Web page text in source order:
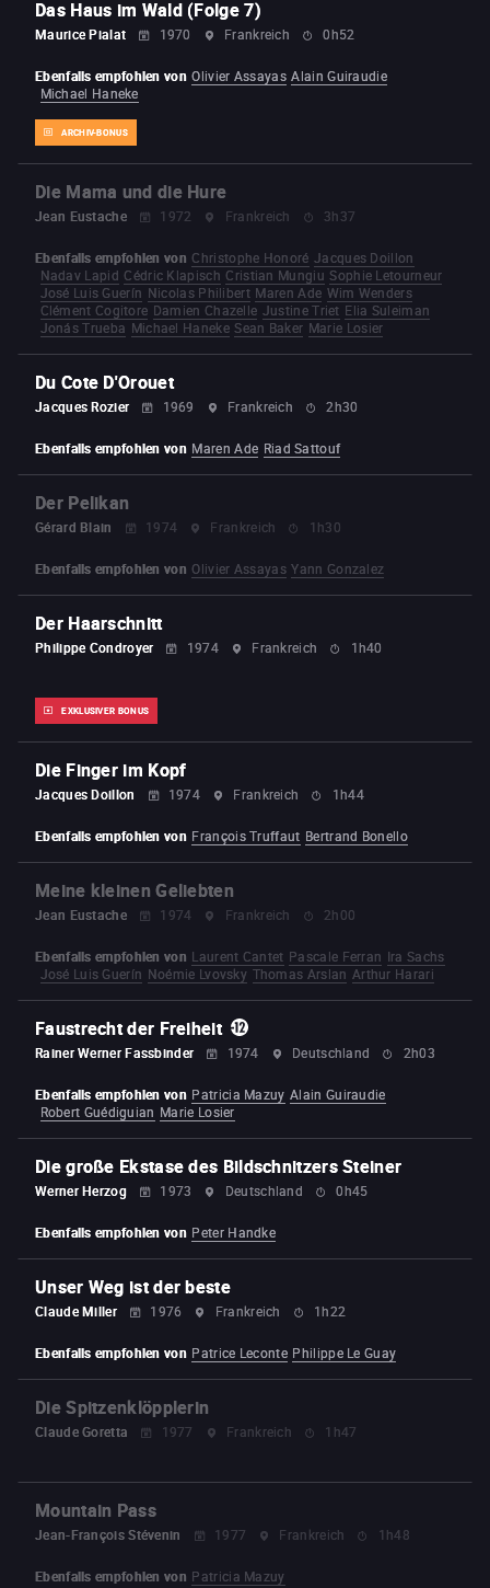
Das Haus im Wald (Folge 7)
Maurice Pialat 1970 Frankreich 0h52
ARCHIV-BONUS
Ebenfalls empfohlen von Olivier Assayas Alain Guiraudie
Michael Haneke
Die Mama und die Hure
Jean Eustache 1972 Frankreich 3h37
Ebenfalls empfohlen von Christophe Honoré Jacques Doillon
Nadav Lapid Cédric Klapisch Cristian Mungiu Sophie Letourneur
José Luis Guerín Nicolas Philibert Maren Ade Wim Wenders
Clément Cogitore Damien Chazelle Justine Triet Elia Suleiman
Jonás Trueba Michael Haneke Sean Baker Marie Losier
Du Cote D'Orouet
Jacques Rozier 1969 Frankreich 2h30
Ebenfalls empfohlen von Maren Ade Riad Sattouf
Der Pelikan
Gérard Blain 1974 Frankreich 1h30
Ebenfalls empfohlen von Olivier Assayas Yann Gonzalez
Der Haarschnitt
Philippe Condroyer 1974 Frankreich 1h40
EXKLUSIVER BONUS
Die Finger im Kopf
Jacques Doillon 1974 Frankreich 1h44
Ebenfalls empfohlen von François Truffaut Bertrand Bonello
Meine kleinen Geliebten
Jean Eustache 1974 Frankreich 2h00
Ebenfalls empfohlen von Laurent Cantet Pascale Ferran Ira Sachs
José Luis Guerín Noémie Lvovsky Thomas Arslan Arthur Harari
Faustrecht der Freiheit
Rainer Werner Fassbinder 1974 Deutschland 2h03
Ebenfalls empfohlen von Patricia Mazuy Alain Guiraudie
Robert Guédiguian Marie Losier
Die große Ekstase des Bildschnitzers Steiner
Werner Herzog 1973 Deutschland 0h45
Ebenfalls empfohlen von Peter Handke
Unser Weg ist der beste
Claude Miller 1976 Frankreich 1h22
Ebenfalls empfohlen von Patrice Leconte Philippe Le Guay
Die Spitzenklöpplerin
Claude Goretta 1977 Frankreich 1h47
Mountain Pass
Jean-François Stévenin 1977 Frankreich 1h48
Ebenfalls empfohlen von Patricia Mazuy